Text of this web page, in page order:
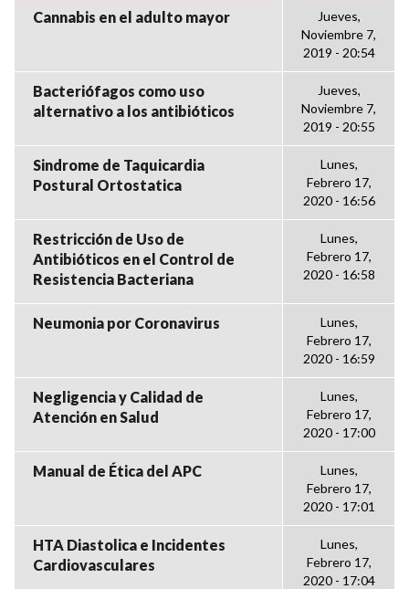
Cannabis en el adulto mayor
Jueves,
Noviembre 7,
2019 - 20:54
Bacteriófagos como uso
alternativo a los antibióticos
Jueves,
Noviembre 7,
2019 - 20:55
Sindrome de Taquicardia
Postural Ortostatica
Lunes,
Febrero 17,
2020 - 16:56
Restricción de Uso de
Antibióticos en el Control de
Resistencia Bacteriana
Lunes,
Febrero 17,
2020 - 16:58
Neumonia por Coronavirus
Lunes,
Febrero 17,
2020 - 16:59
Negligencia y Calidad de
Atención en Salud
Lunes,
Febrero 17,
2020 - 17:00
Manual de Ética del APC
Lunes,
Febrero 17,
2020 - 17:01
HTA Diastolica e Incidentes
Cardiovasculares
Lunes,
Febrero 17,
2020 - 17:04